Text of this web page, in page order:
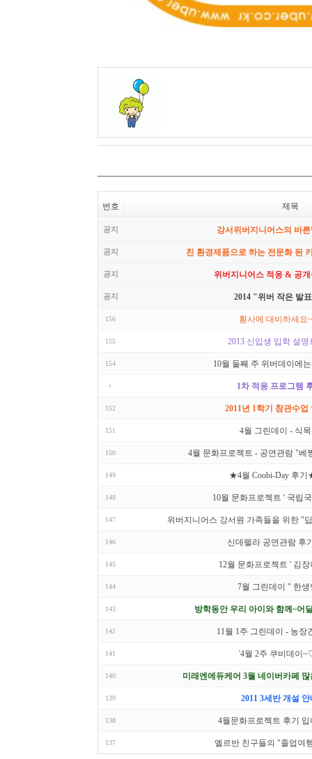
번호 제목
공지 강서위버지니어스의 바
공지 친 환경제품으로 하는 전문화 된
공지 위버지니어스 적응 & 공
공지 2014 "위버 작은 발
156 황사에 대비하세요
155 2013 신입생 입학 설명
154 10월 둘째 주 위버데이에
1차 적응 프로그램
152 2011년 1학기 참관수업
151 4월 그린데이 - 식
150 4월 문화프로젝트 - 공연관람 "베
149 ★4월 Coobi-Day 후
148 10월 문화프로젝트 ' 국립
147 위버지니어스 강서원 가족들을 위한 "
146 신데렐라 공연관람 후
145 12월 문화프로젝트 ' 김
144 7월 그린데이 " 한생
143 방학동안 우리 아이와 함께~어
142 11월 1주 그린데이 - 농장
141 '4월 2주 쿠비데이
140 미래엔에듀케어 3월 네이버카페
139 2011 3세반 개설 안
138 4월문화프로젝트 후기 입
137 엘르반 친구들의 "졸업여